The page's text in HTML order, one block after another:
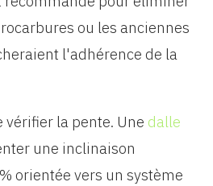
ou les anciennes
l'adhérence de la
vérifier la pente. Une dalle
une inclinaison
orientée vers un système